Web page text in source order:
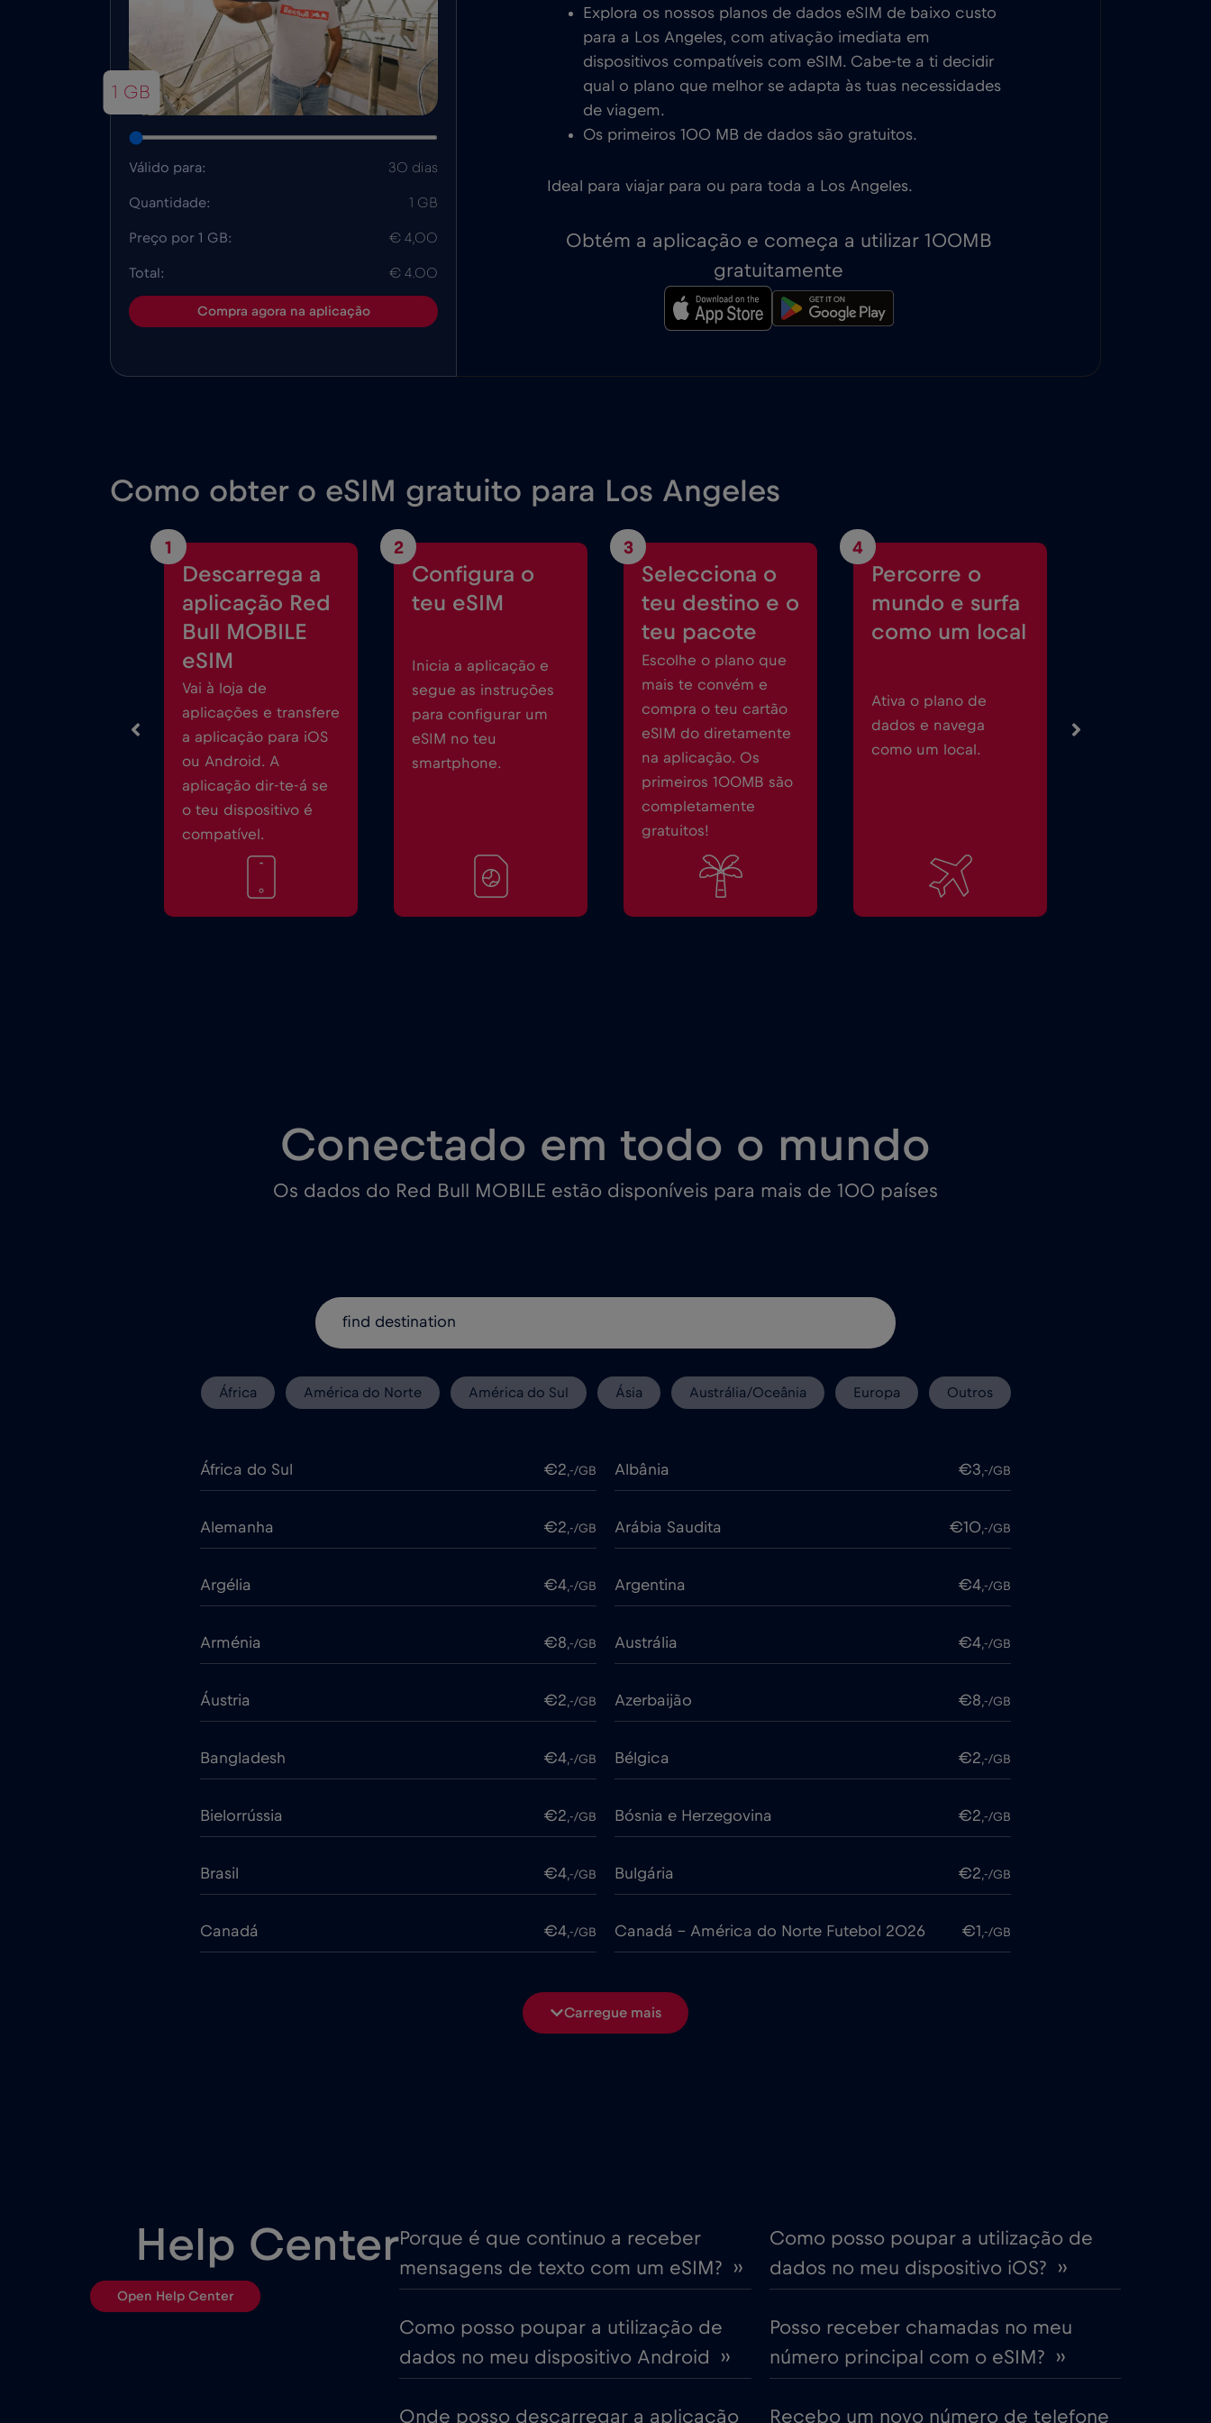
1 GB
Válido para: 30 dias
Quantidade: 1 GB
Preço por 1 GB: € 4,00
Total: € 4.00
Compra agora na aplicação
Explora os nossos planos de dados eSIM de baixo custo
para a Los Angeles, com ativação imediata em
dispositivos compatíveis com eSIM. Cabe-te a ti decidir
qual o plano que melhor se adapta às tuas necessidades
de viagem.
Os primeiros 100 MB de dados são gratuitos.
Ideal para viajar para ou para toda a Los Angeles.
Obtém a aplicação e começa a utilizar 100MB
gratuitamente
Como obter o eSIM gratuito para Los Angeles
1
Descarrega a
aplicação Red
Bull MOBILE
eSIM
Vai à loja de
aplicações e transfere
a aplicação para iOS
ou Android. A
aplicação dir-te-á se
o teu dispositivo é
compatível.
2
Configura o
teu eSIM
Inicia a aplicação e
segue as instruções
para configurar um
eSIM no teu
smartphone.
3
Selecciona o
teu destino e o
teu pacote
Escolhe o plano que
mais te convém e
compra o teu cartão
eSIM do diretamente
na aplicação. Os
primeiros 100MB são
completamente
gratuitos!
4
Percorre o
mundo e surfa
como um local
Ativa o plano de
dados e navega
como um local.
Conectado em todo o mundo
Os dados do Red Bull MOBILE estão disponíveis para mais de 100 países
África América do Norte América do Sul Ásia Austrália/Oceânia Europa Outros
África do Sul €2,-/GB Albânia €3,-/GB
Alemanha €2,-/GB Arábia Saudita €10,-/GB
Argélia €4,-/GB Argentina €4,-/GB
Arménia €8,-/GB Austrália €4,-/GB
Áustria €2,-/GB Azerbaijão €8,-/GB
Bangladesh €4,-/GB Bélgica €2,-/GB
Bielorrússia €2,-/GB Bósnia e Herzegovina €2,-/GB
Brasil €4,-/GB Bulgária €2,-/GB
Canadá €4,-/GB Canadá - América do Norte Futebol 2026 €1 ,-/GB
€4,-/GB Chile
Dinamarca €2,-/GB Dubai €5 ,-/GB
€12,-/GB Emirados Árabes Unidos (EAU) €5,-/GB
Carregue mais
Help Center
Open Help Center
Porque é que continuo a receber
mensagens de texto com um eSIM? ››
Como posso poupar a utilização de
dados no meu dispositivo iOS? ››
Como posso poupar a utilização de
dados no meu dispositivo Android ››
Posso receber chamadas no meu
número principal com o eSIM? ››
Onde posso descarregar a aplicação Recebo um novo número de telefone